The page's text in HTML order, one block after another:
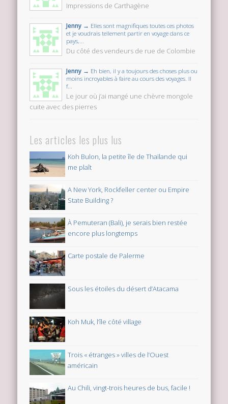
Impressions de Carthagène
Jenny → Elles sont magnifiques toutes ces photos
et je voudrais tellement partir en voyage dans ce
pays,...
Du côté des vendeurs de rue de Colombie
Jenny → Eh bien, il y a toujours des choses plus ou
moins incroyables à faire au cours des voyages. Il
f...
Le jour où j’ai mangé une chèvre mongole
cuite avec des pierres
Les articles les plus lus
Koh Bulon, la petite île de Thaïlande qui
me plaît
A New York, Rockfeller center ou Empire
State Building ?
À Pemuteran (Bali), je serais bien restée
encore plus longtemps
Carte postale de Palerme
Sous les étoiles du désert d’Atacama
Koh Muk, l’île côté village
Trois « étranges » villes de l’Ouest
américain
Au Chili, vingt-trois heures de bus, facile !